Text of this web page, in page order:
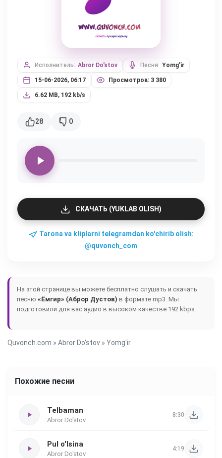
Исполнитель: Abror Do'stov Песня: Yomg'ir
15-06-2026, 06:17 Просмотров: 3 380
6.62 MB, 192 kb/s
28 0
СКАЧАТЬ (YUKLAB OLISH)
Tarona va kliplarni telegramdan ko'chirib olish:
@quvonch_com
На этой странице вы можете бесплатно слушать и скачать
песню «Ёмгир» (Аброр Дустов) в формате mp3. Мы
подготовили для вас аудио в высоком качестве 192 kbps.
Quvonch.com » Abror Do'stov » Yomg'ir
Похожие песни
Telbaman
Abror Do'stov
8:30
Pul o'lsina
Abror Do'stov
4:19